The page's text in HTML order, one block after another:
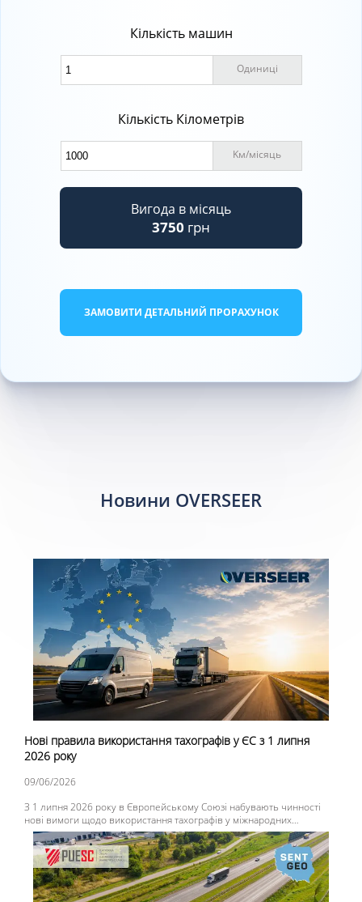
Кількість машин
Одиниці
Кількість Кілометрів
Kм/місяць
Вигода в місяць
3750 грн
ЗАМОВИТИ ДЕТАЛЬНИЙ ПРОРАХУНОК
Новини OVERSEER
Нові правила використання тахографів у ЄС з 1 липня
2026 року
09/06/2026
З 1 липня 2026 року в Європейському Союзі набувають чинності
нові вимоги щодо використання тахографів у міжнародних
перевезеннях. Зміни запроваджуються в рамках Пакета мобільності
ЄС (Mobility Package) та поширюються на значну частину легкого
комерційного транспорту.